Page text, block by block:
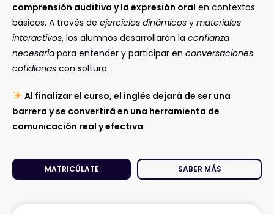
comprensión auditiva y la expresión oral en contextos
básicos. A través de ejercicios dinámicos y materiales
interactivos, los alumnos desarrollarán la confianza
necesaria para entender y participar en conversaciones
cotidianas con soltura.
Al finalizar el curso, el inglés dejará de ser una
barrera y se convertirá en una herramienta de
comunicación real y efectiva.
MATRICÚLATE SABER MÁS